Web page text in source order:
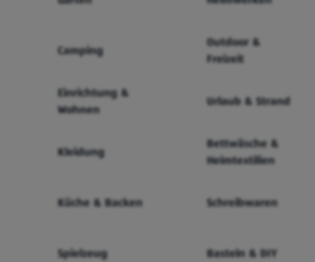
Camping
Outdoor &
Freizeit
Einrichtung &
Wohnen
Urlaub & Strand
Kleidung
Bettwäsche &
Heimtextilien
Küche & Backen Schreibwaren
Spielzeug Basteln & DIY